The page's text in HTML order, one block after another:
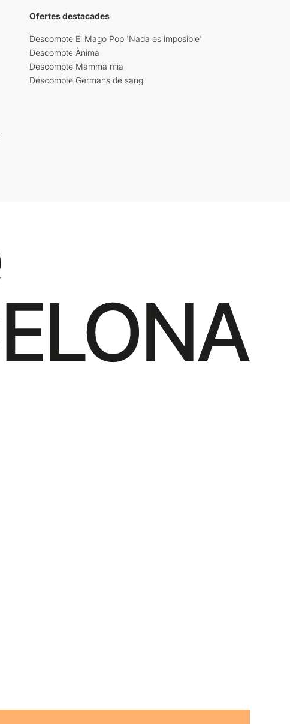
Ofertes destacades
Descompte El Mago Pop 'Nada es imposible'
Descompte Ànima
Descompte Mamma mia
Descompte Germans de sang